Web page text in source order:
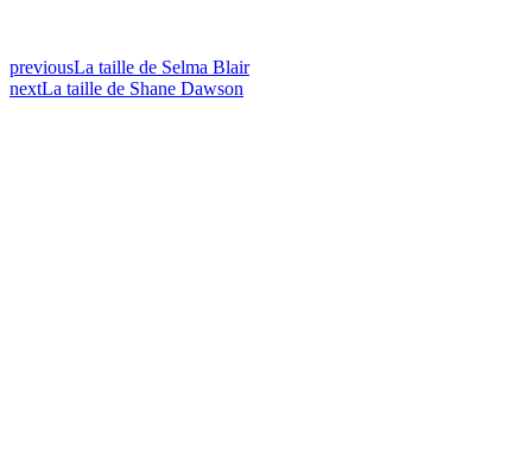
previousLa taille de Selma Blair
nextLa taille de Shane Dawson